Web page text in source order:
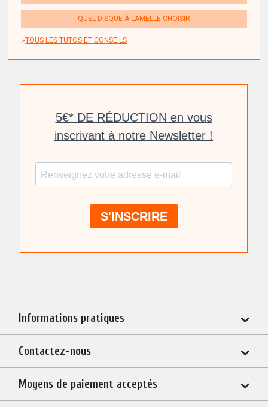
QUEL DISQUE À LAMELLE CHOISIR
TOUS LES TUTOS ET CONSEILS
Informations pratiques
Contactez-nous
Moyens de paiement acceptés